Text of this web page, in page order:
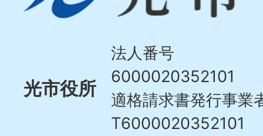
Hikari
光市役所
法人番号
6000020352101
適格請求書発行事業
T6000020352101